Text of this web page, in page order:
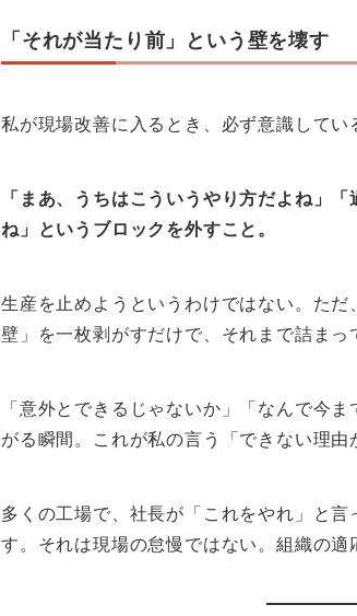
「それが当たり前」という壁を壊す
私が現場改善に入るとき、必ず意識してい
「まあ、うちはこういうやり方だよね」
ね」というブロックを外すこと。
生産を止めようというわけではない。た
壁」を一枚剥がすだけで、それまで詰まっ
「意外とできるじゃないか」「なんで今
がる瞬間。これが私の言う「できない理由
多くの工場で、社長が「これをやれ」と
す。それは現場の怠慢ではない。組織の適